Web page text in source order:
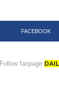
FACEBOOK
Follow fanpage